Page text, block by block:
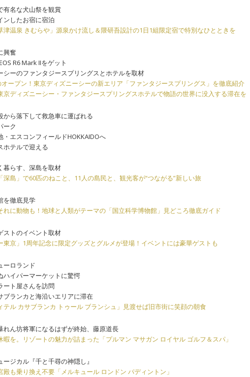
名な犬山祭を観賞
したお宿に宿泊
津温泉 きむらや」源泉かけ流し＆隈研吾設計の1日1組限定宿で特別なひとときを
興奮
R6 Mark IIをゲット
ーのファンタジースプリングスとホテルを取材
ープン！東京ディズニーシーの新エリア「ファンタジースプリングス」を徹底紹介
京ディズニーシー・ファンタジースプリングスホテルで物語の世界に没入する滞在を
ら落下して救急車に運ばれる
ーク
エスコンフィールドHOKKAIDOへ
テルで迎える
らす、深島を取材
深島」で60匹のねこと、11人の島民と、観光客が“つながる”新しい旅
を徹底見学
れに動物も！地球と人類がテーマの「国立科学博物館」見どころ徹底ガイド
ストのイベント取材
東京」1周年記念に限定グッズとグルメが登場！イベントには豪華ゲストも
ーロランド
ハイパーマーケットに驚愕
ート屋さんを訪問
ブランカと海沿いエリアに滞在
テル カサブランカ トゥール ブランシュ」見渡せば旧市街に笑顔の朝食
れん坊将軍になるはずが終始、藤原道長
暇を。リゾートの魅力が詰まった「プルマン マサガン ロイヤル ゴルフ＆スパ」
ジカル『千と千尋の神隠し』
殿も乗り換え不要「メルキュール ロンドン パディントン」